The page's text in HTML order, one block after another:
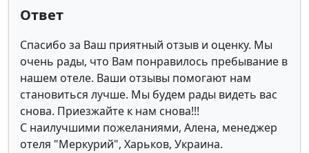
Ответ
Спасибо за Ваш приятный отзыв и оценку. Мы
очень рады, что Вам понравилось пребывание в
нашем отеле. Ваши отзывы помогают нам
становиться лучше. Мы будем рады видеть вас
снова. Приезжайте к нам снова!!!
С наилучшими пожеланиями, Алена, менеджер
отеля "Меркурий", Харьков, Украина.